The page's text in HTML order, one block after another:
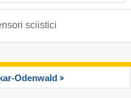
sciistici
Odenwald